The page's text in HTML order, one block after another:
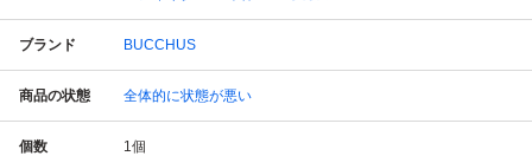
ブランド BUCCHUS
商品の状態 全体的に状態が悪い
個数 1個